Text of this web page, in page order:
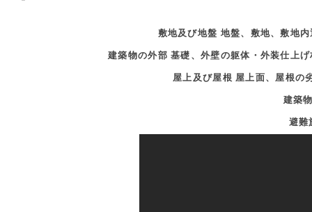
敷地及び地盤 地盤、敷地、敷地
建築物の外部 基礎、外壁の躯体・外装仕上
屋上及び屋根 屋上面、屋根の
建築
避難